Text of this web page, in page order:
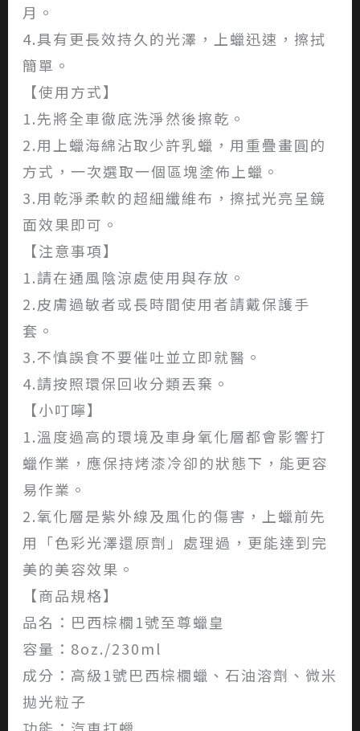
月。
4.具有更長效持久的光澤，上蠟迅速，擦拭
簡單。
【使用方式】
1.先將全車徹底洗淨然後擦乾。
2.用上蠟海綿沾取少許乳蠟，用重疊畫圓的
方式，一次選取一個區塊塗佈上蠟。
3.用乾淨柔軟的超細纖維布，擦拭光亮呈鏡
面效果即可。
【注意事項】
1.請在通風陰涼處使用與存放。
2.皮膚過敏者或長時間使用者請戴保護手
套。
3.不慎誤食不要催吐並立即就醫。
4.請按照環保回收分類丟棄。
【小叮嚀】
1.溫度過高的環境及車身氧化層都會影響打
蠟作業，應保持烤漆冷卻的狀態下，能更容
易作業。
2.氧化層是紫外線及風化的傷害，上蠟前先
用「色彩光澤還原劑」處理過，更能達到完
美的美容效果。
【商品規格】
品名：巴西棕櫚1號至尊蠟皇
容量：8oz./230ml
成分：高級1號巴西棕櫚蠟、石油溶劑、微米
拋光粒子